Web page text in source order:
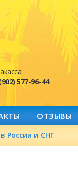
577-96-44
ОТЗЫВЫ
России и СНГ